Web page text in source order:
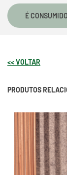
É
<< VOLTAR
PRODUTOS